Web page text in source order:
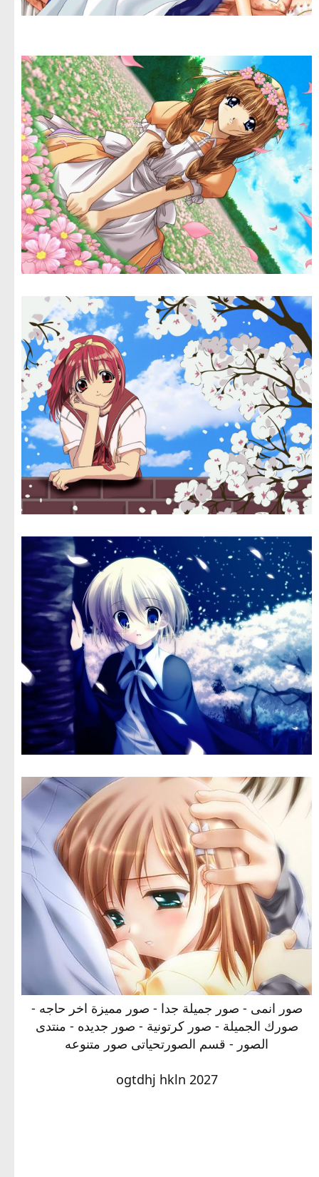
صور انمى - صور جميلة جدا - صور مميزة اخر حاجه -
صورك الجميلة - صور كرتونية - صور جديده - منتدى
الصور - قسم الصورتحياتى صور متنوعه
ogtdhj hkln 2027